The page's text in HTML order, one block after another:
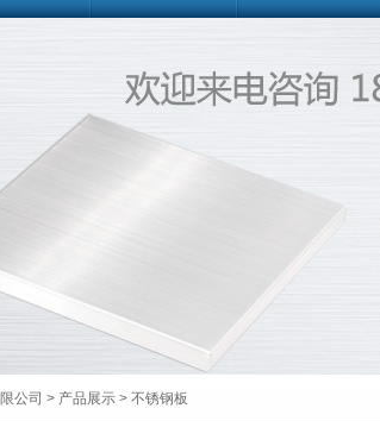
公司 > 产品展示 > 不锈钢板